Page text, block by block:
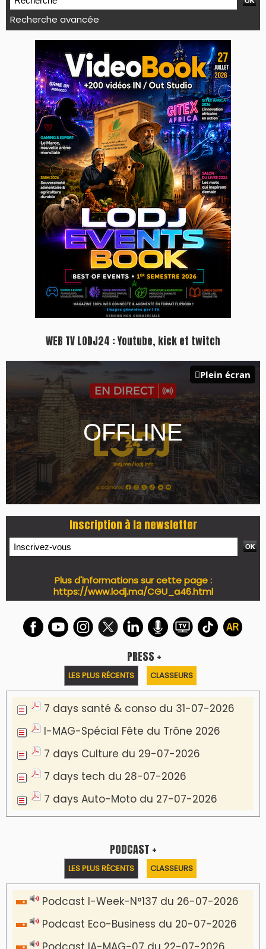
Recherche avancée
WEB TV LODJ24 : Youtube, kick et twitch
Plein écran
Inscription à la newsletter
Plus d'informations sur cette page :
PRESS +
LES PLUS RÉCENTS CLASSEURS
7 days santé & conso du 31-07-2026
I-MAG-Spécial Fête du Trône 2026
7 days Culture du 29-07-2026
7 days Auto-Moto du 27-07-2026
PODCAST +
LES PLUS RÉCENTS CLASSEURS
Podcast I-Week-N°137 du 26-07-2026
Podcast Eco-Business du 20-07-2026
Podcast IA-MAG-07 du 22-07-2026
Podcast I-Week N°136-19-07-2026
Podcast I-débats N31 du 18-07-2026
Communiqué de presse
Marrakech : le Musée Yves Saint Laurent fait
du mois d'août un rendez-vous